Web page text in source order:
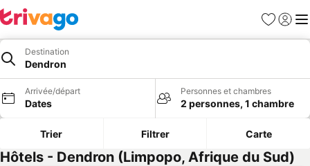
Favoris
Se
Destination
Dendron
Arrivée/départ
Dates
Personnes et chambres
2 personnes, 1 chambre
Trier Filtrer Carte
Hôtels - Dendron (Limpopo, Afrique du Sud)